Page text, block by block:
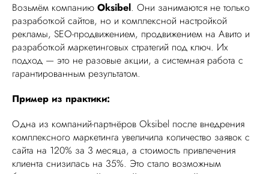
Возьмём компанию Oksibel. Они занимаются не только
разработкой сайтов, но и комплексной настройкой
рекламы, SEO-продвижением, продвижением на Авито и
разработкой маркетинговых стратегий под ключ. Их
подход — это не разовые акции, а системная работа с
гарантированным результатом.
Пример из практики:
Одна из компаний-партнёров Oksibel после внедрения
комплексного маркетинга увеличила количество заявок с
сайта на 120% за 3 месяца, а стоимость привлечения
клиента снизилась на 35%. Это стало возможным